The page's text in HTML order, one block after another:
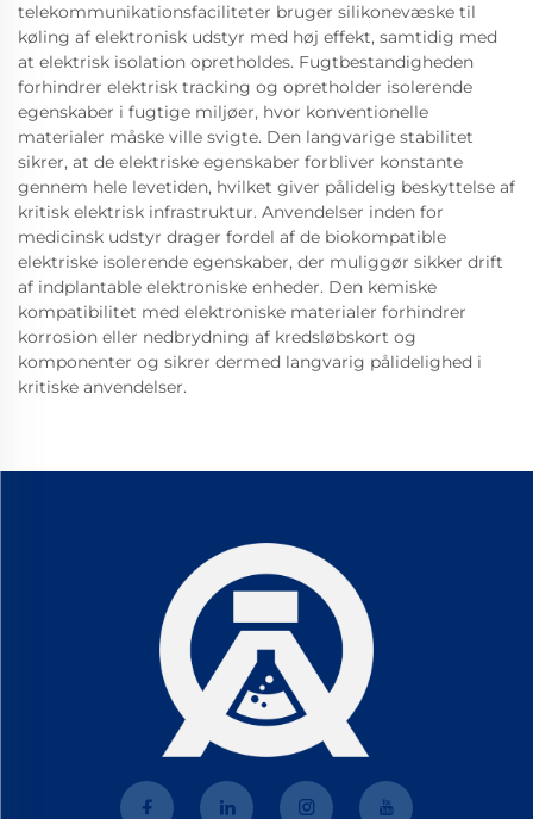
telekommunikationsfaciliteter bruger silikonevæske til
køling af elektronisk udstyr med høj effekt, samtidig med
at elektrisk isolation opretholdes. Fugtbestandigheden
forhindrer elektrisk tracking og opretholder isolerende
egenskaber i fugtige miljøer, hvor konventionelle
materialer måske ville svigte. Den langvarige stabilitet
sikrer, at de elektriske egenskaber forbliver konstante
gennem hele levetiden, hvilket giver pålidelig beskyttelse af
kritisk elektrisk infrastruktur. Anvendelser inden for
medicinsk udstyr drager fordel af de biokompatible
elektriske isolerende egenskaber, der muliggør sikker drift
af indplantable elektroniske enheder. Den kemiske
kompatibilitet med elektroniske materialer forhindrer
korrosion eller nedbrydning af kredsløbskort og
komponenter og sikrer dermed langvarig pålidelighed i
kritiske anvendelser.